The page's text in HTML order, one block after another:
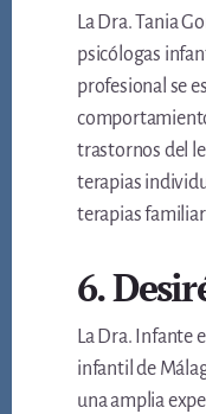
La Dra. Tania
psicólogas
profesional se
trastornos del
terapias
terapias
6.
La Dra. Infante
infantil de
una amplia